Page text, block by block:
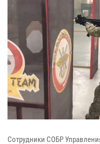
Сотрудники СОБР